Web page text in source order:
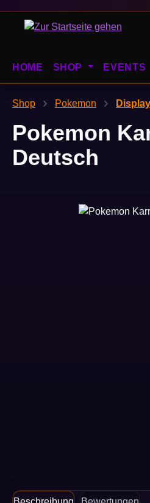
Hauptinhalt springen
Zur Suche springen
Zur Hauptnavigation
HOME SHOP EVENTS
Shop Pokemon
Pokemon
Deutsch
Bildergalerie überspringen